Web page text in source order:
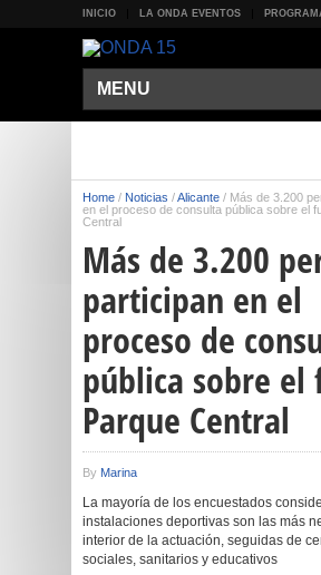
INICIO LA ONDA EVENTOS
MENU
Home / Noticias /Alicante / Más de 3.200
en el proceso de consulta pública sobre el
Central
Más de 3.200
participan en el
proceso de
pública sobre el
Parque Central
By Marina
La mayoría de los encuestados
instalaciones deportivas son las más
interior de la actuación, seguidas de
sociales, sanitarios y educativos